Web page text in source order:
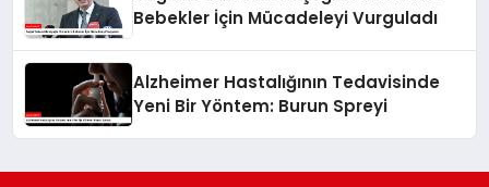
Bebekler İçin Mücadeleyi Vurguladı
Alzheimer Hastalığının Tedavisinde
Yeni Bir Yöntem: Burun Spreyi